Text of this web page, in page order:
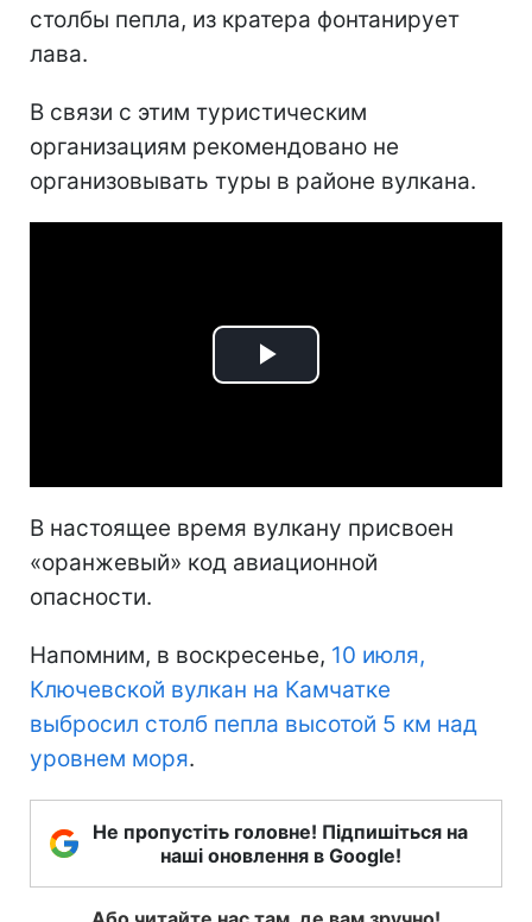
столбы пепла, из кратера фонтанирует
лава.
В связи с этим туристическим
организациям рекомендовано не
организовывать туры в районе вулкана.
Play
В настоящее время вулкану присвоен
«оранжевый» код авиационной
опасности.
Напомним, в воскресенье, 10 июля,
Ключевской вулкан на Камчатке
выбросил столб пепла высотой 5 км над
уровнем моря.
Не пропустіть головне! Підпишіться на
наші оновлення в Google!